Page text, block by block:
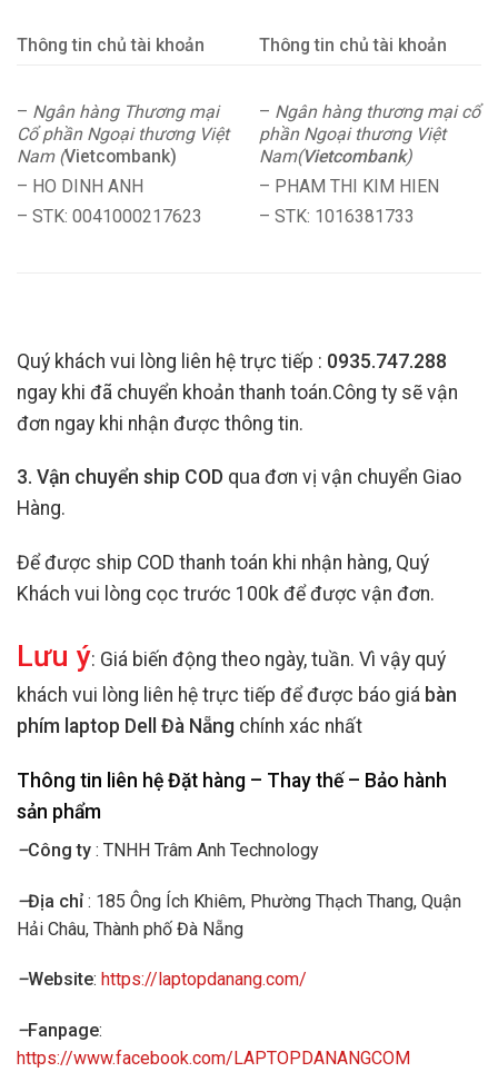
Thông tin chủ tài khoản Thông tin chủ tài khoản
– Ngân hàng Thương mại
Cổ phần Ngoại thương Việt
Nam (Vietcombank)
– HO DINH ANH
– STK: 0041000217623
– Ngân hàng thương mại cổ
phần Ngoại thương Việt
Nam(Vietcombank)
– PHAM THI KIM HIEN
– STK: 1016381733
Quý khách vui lòng liên hệ trực tiếp : 0935.747.288
ngay khi đã chuyển khoản thanh toán.Công ty sẽ vận
đơn ngay khi nhận được thông tin.
3. Vận chuyển ship COD qua đơn vị vận chuyển Giao
Hàng.
Để được ship COD thanh toán khi nhận hàng, Quý
Khách vui lòng cọc trước 100k để được vận đơn.
Lưu ý: Giá biến động theo ngày, tuần. Vì vậy quý
khách vui lòng liên hệ trực tiếp để được báo giá bàn
phím laptop Dell Đà Nẵng chính xác nhất
Thông tin liên hệ Đặt hàng – Thay thế – Bảo hành
sản phẩm
–Công ty : TNHH Trâm Anh Technology
–Địa chỉ : 185 Ông Ích Khiêm, Phường Thạch Thang, Quận
Hải Châu, Thành phố Đà Nẵng
–Website: https://laptopdanang.com/
–Fanpage:
https://www.facebook.com/LAPTOPDANANGCOM